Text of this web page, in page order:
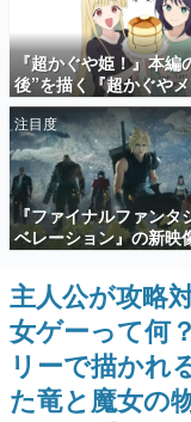
ゲーム
名作ゲ
聞きし
きます。
赫本
この物
の形を
新世
これか
の姿を
ゲー
ゲームに
日本の
画です。
日本
日本の
『超かぐや姫！』本編
後”を描く『超かぐやメ
Web連載決定。新たな
ガレーベル「ビビビコ
にて特別話が掲載スタ
のお話には…まだ続き
注目度
『ファイナルファン
ベレーション』の新映
26日早朝に公開へ。『
メイクシリーズの完結
「gamescom」のオー
ナイトライブにてディ
の浜口直樹氏が登壇す
主人公が攻略
女ゲーって何
リーで描かれ
た竜と魔女の